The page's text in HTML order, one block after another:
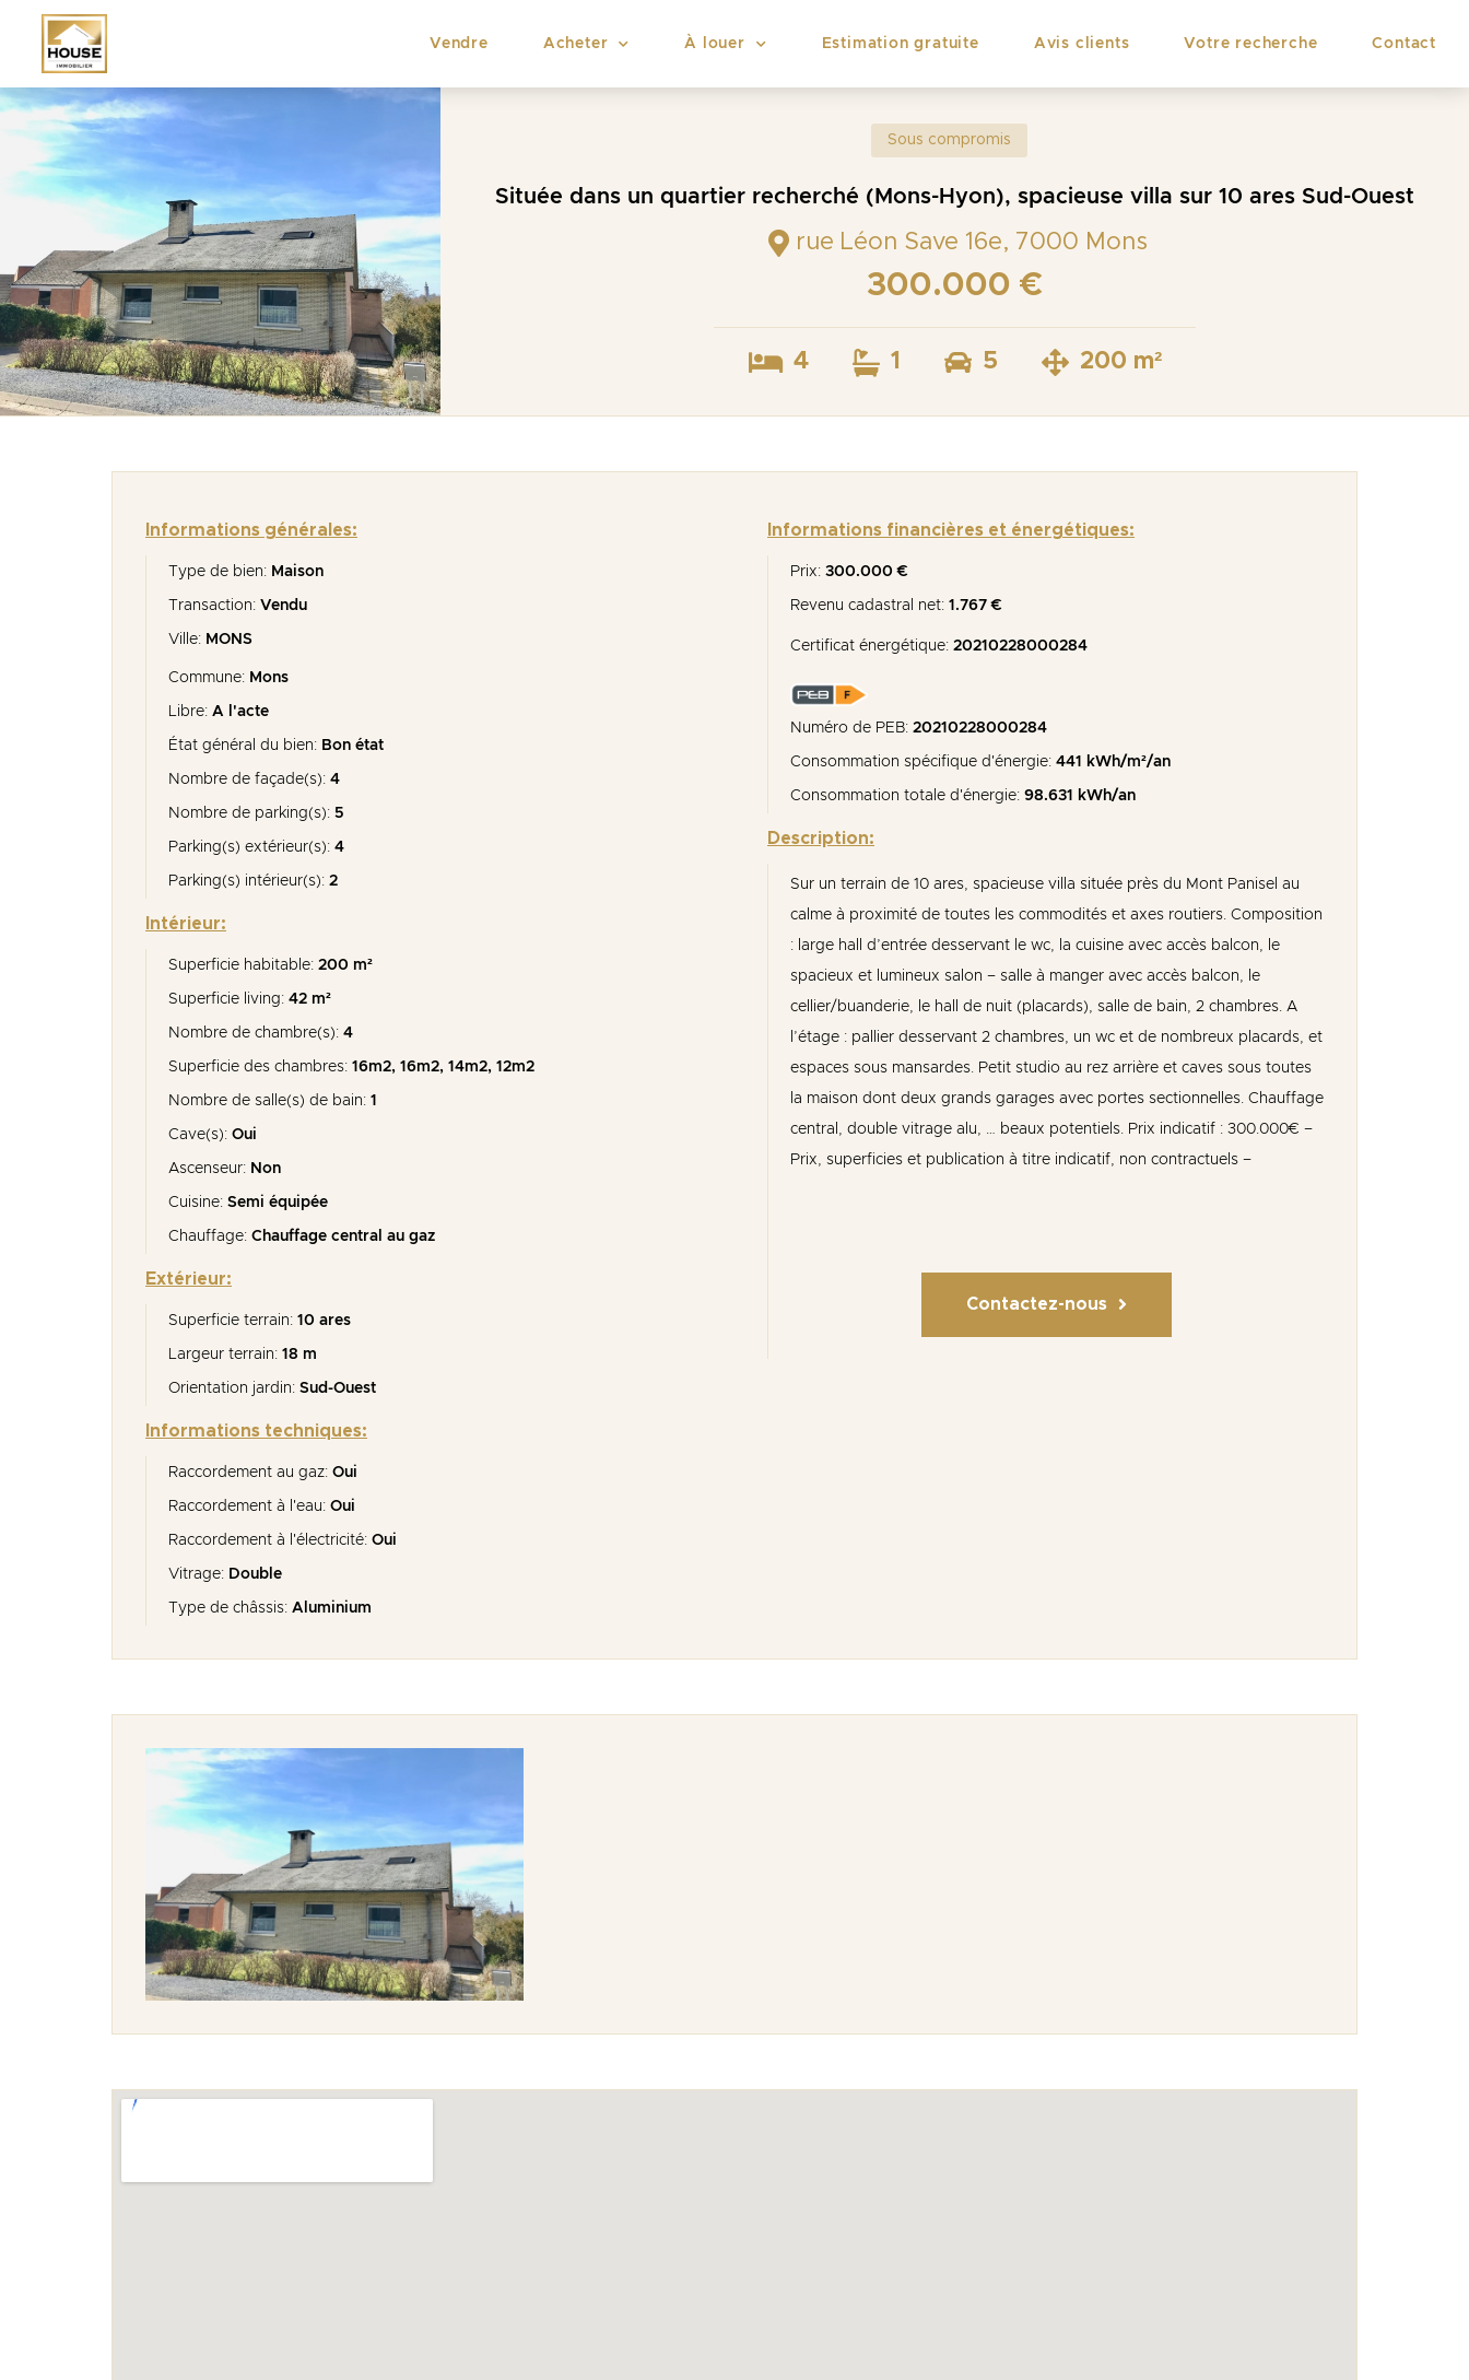
Vendre Acheter À louer Estimation gratuite Avis clients Votre recherche Contact
Sous compromis
Située dans un quartier recherché (Mons-Hyon), spacieuse villa sur 10 ares Sud-Ouest
rue Léon Save 16e, 7000 Mons
300.000 €
4 1 5 200 m²
Informations générales:
Type de bien: Maison
Transaction: Vendu
Ville: MONS
Commune: Mons
Libre: A l'acte
État général du bien: Bon état
Nombre de façade(s): 4
Nombre de parking(s): 5
Parking(s) extérieur(s): 4
Parking(s) intérieur(s): 2
Intérieur:
Superficie habitable: 200 m²
Superficie living: 42 m²
Nombre de chambre(s): 4
Superficie des chambres: 16m2, 16m2, 14m2, 12m2
Nombre de salle(s) de bain: 1
Cave(s): Oui
Ascenseur: Non
Cuisine: Semi équipée
Chauffage: Chauffage central au gaz
Extérieur:
Superficie terrain: 10 ares
Largeur terrain: 18 m
Orientation jardin: Sud-Ouest
Informations techniques:
Raccordement au gaz: Oui
Raccordement à l'eau: Oui
Raccordement à l'électricité: Oui
Vitrage: Double
Type de châssis: Aluminium
Informations financières et énergétiques:
Prix: 300.000 €
Revenu cadastral net: 1.767 €
Certificat énergétique: 20210228000284
Numéro de PEB: 20210228000284
Consommation spécifique d'énergie: 441 kWh/m²/an
Consommation totale d'énergie: 98.631 kWh/an
Description:
Sur un terrain de 10 ares, spacieuse villa située près du Mont Panisel au
calme à proximité de toutes les commodités et axes routiers. Composition
: large hall d’entrée desservant le wc, la cuisine avec accès balcon, le
spacieux et lumineux salon – salle à manger avec accès balcon, le
cellier/buanderie, le hall de nuit (placards), salle de bain, 2 chambres. A
l’étage : pallier desservant 2 chambres, un wc et de nombreux placards, et
espaces sous mansardes. Petit studio au rez arrière et caves sous toutes
la maison dont deux grands garages avec portes sectionnelles. Chauffage
central, double vitrage alu, … beaux potentiels. Prix indicatif : 300.000€ –
Prix, superficies et publication à titre indicatif, non contractuels –
Contactez-nous